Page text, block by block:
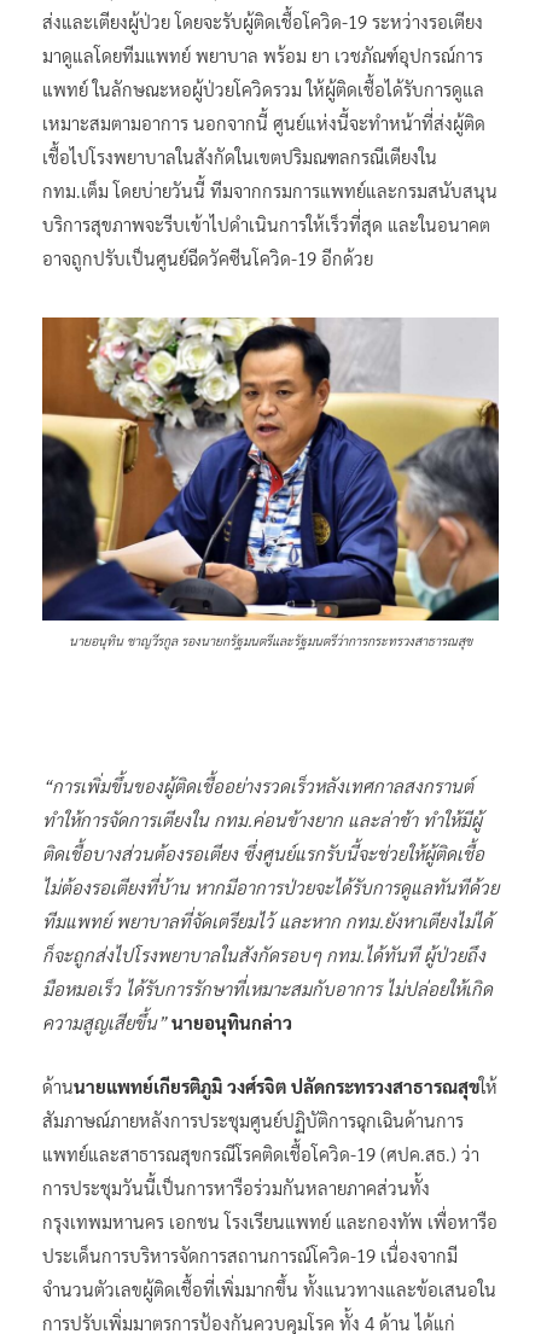
ส่งและเตียงผู้ป่วย โดยจะรับผู้ติดเชื้อโควิด-19 ระหว่างรอเตียง
มาดูแลโดยทีมแพทย์ พยาบาล พร้อม ยา เวชภัณฑ์อุปกรณ์การ
แพทย์ ในลักษณะหอผู้ป่วยโควิดรวม ให้ผู้ติดเชื้อได้รับการดูแล
เหมาะสมตามอาการ นอกจากนี้ ศูนย์แห่งนี้จะทำหน้าที่ส่งผู้ติด
เชื้อไปโรงพยาบาลในสังกัดในเขตปริมณฑลกรณีเตียงใน
กทม.เต็ม โดยบ่ายวันนี้ ทีมจากกรมการแพทย์และกรมสนับสนุน
บริการสุขภาพจะรีบเข้าไปดำเนินการให้เร็วที่สุด และในอนาคต
อาจถูกปรับเป็นศูนย์ฉีดวัคซีนโควิด-19 อีกด้วย
นายอนุทิน ชาญวีรกูล รองนายกรัฐมนตรีและรัฐมนตรีว่าการกระทรวงสาธารณสุข
“การเพิ่มขึ้นของผู้ติดเชื้ออย่างรวดเร็วหลังเทศกาลสงกรานต์
ทำให้การจัดการเตียงใน กทม.ค่อนข้างยาก และล่าช้า ทำให้มีผู้
ติดเชื้อบางส่วนต้องรอเตียง ซึ่งศูนย์แรกรับนี้จะช่วยให้ผู้ติดเชื้อ
ไม่ต้องรอเตียงที่บ้าน หากมีอาการป่วยจะได้รับการดูแลทันทีด้วย
ทีมแพทย์ พยาบาลที่จัดเตรียมไว้ และหาก กทม.ยังหาเตียงไม่ได้
ก็จะถูกส่งไปโรงพยาบาลในสังกัดรอบๆ กทม.ได้ทันที ผู้ป่วยถึง
มือหมอเร็ว ได้รับการรักษาที่เหมาะสมกับอาการ ไม่ปล่อยให้เกิด
ความสูญเสียขึ้น” นายอนุทินกล่าว
ด้านนายแพทย์เกียรติภูมิ วงศ์รจิต ปลัดกระทรวงสาธารณสุขให้
สัมภาษณ์ภายหลังการประชุมศูนย์ปฏิบัติการฉุกเฉินด้านการ
แพทย์และสาธารณสุขกรณีโรคติดเชื้อโควิด-19 (ศปค.สธ.) ว่า
การประชุมวันนี้เป็นการหารือร่วมกันหลายภาคส่วนทั้ง
กรุงเทพมหานคร เอกชน โรงเรียนแพทย์ และกองทัพ เพื่อหารือ
ประเด็นการบริหารจัดการสถานการณ์โควิด-19 เนื่องจากมี
จำนวนตัวเลขผู้ติดเชื้อที่เพิ่มมากขึ้น ทั้งแนวทางและข้อเสนอใน
การปรับเพิ่มมาตรการป้องกันควบคุมโรค ทั้ง 4 ด้าน ได้แก่